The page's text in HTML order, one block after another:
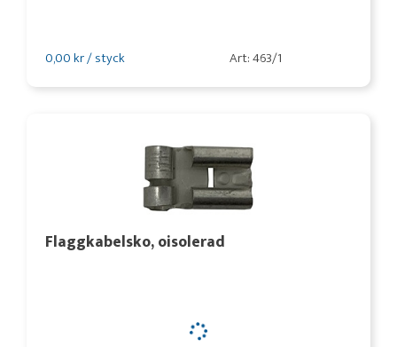
0,00 kr / styck Art: 463/1
Flaggkabelsko, oisolerad